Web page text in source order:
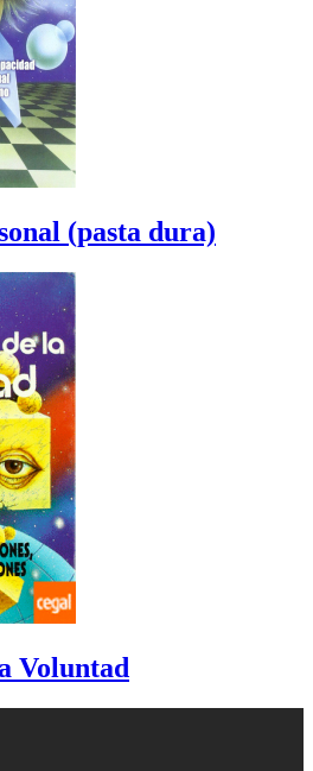
(pasta dura)
Voluntad